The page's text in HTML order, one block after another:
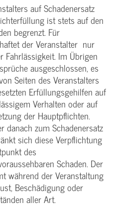
auf Schadenersatz
ist stets auf den
begrenzt. Für
der Veranstalter nur
Fahrlässigkeit. Im Übrigen
ausgeschlossen, es
Seiten des Veranstalters
Erfüllungsgehilfen auf
Verhalten oder auf
der Hauptpflichten.
danach zum Schadenersatz
sich diese Verpflichtung
des
Schaden. Der
während der Veranstaltung
Beschädigung oder
aller Art.